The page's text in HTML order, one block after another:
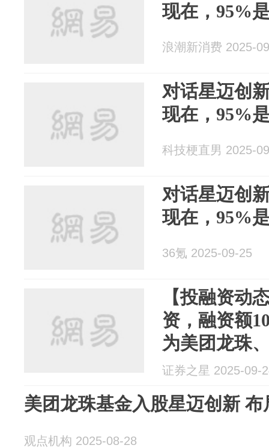
现在，95%
浪潮新消费 2025-
对话星迈创
现在，95%
科技梗直男 2025-
对话星迈创
现在，95%
36氪 2025-09-25
【投融资动
资，融资额
为美团龙珠
证券之星 2025-09-
美团龙珠基金入股星迈创新
观点机构 2025-08-28